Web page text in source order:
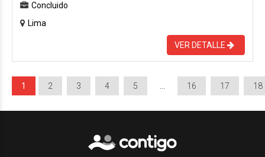
Concluido
Lima
VER DETALLE
1 2 3 4 5 16 17 18